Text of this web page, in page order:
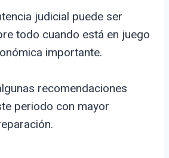
judicial puede ser
todo cuando está en juego
importante.
recomendaciones
periodo con mayor